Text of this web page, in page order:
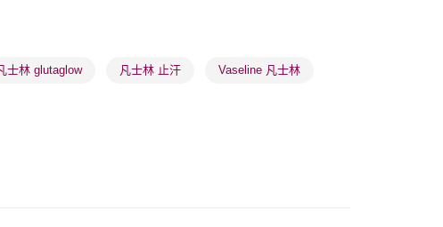
士林 glutaglow 凡士林 止汗 Vaseline 凡士林